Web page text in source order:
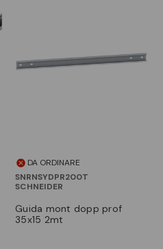
DA ORDINARE
SNRNSYDPR200T
SCHNEIDER
guida mont dopp prof
35x15 2mt